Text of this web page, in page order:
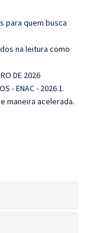
para quem busca
na leitura como
DE 2026
- ENAC - 2026.1.
maneira acelerada.